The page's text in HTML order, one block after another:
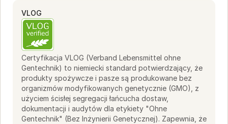
VLOG
Certyfikacja VLOG (Verband Lebensmittel ohne
Gentechnik) to niemiecki standard potwierdzający, że
produkty spożywcze i pasze są produkowane bez
organizmów modyfikowanych genetycznie (GMO), z
użyciem ścisłej segregacji łańcucha dostaw,
dokumentacji i audytów dla etykiety "Ohne
Gentechnik" (Bez Inżynierii Genetycznej). Zapewnia, że